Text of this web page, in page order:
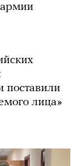
армии
поставили
лица»